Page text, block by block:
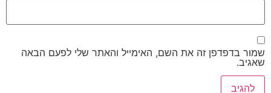
שמור בדפדפן זה את השם, האימייל והאתר שלי לפעם הבאה
שאגיב.